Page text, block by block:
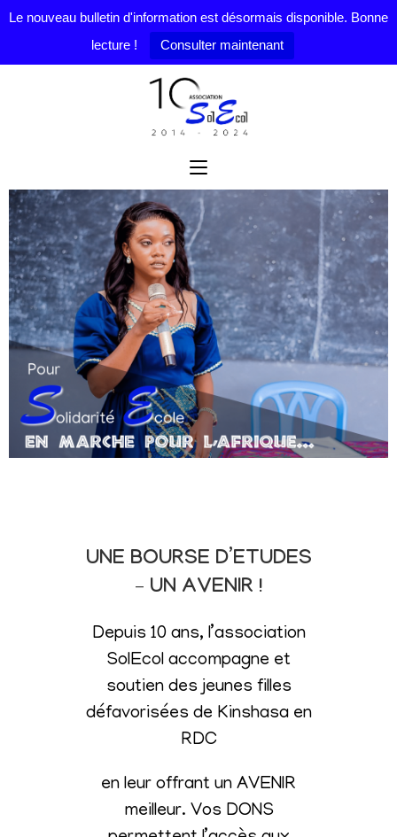
Le nouveau bulletin d'information est désormais disponible. Bonne
lecture !
Consulter maintenant
UNE BOURSE D’ETUDES
– UN AVENIR !
Depuis 10 ans, l’association
SolEcol accompagne et
soutien des jeunes filles
défavorisées de Kinshasa en
RDC
en leur offrant un AVENIR
meilleur. Vos DONS